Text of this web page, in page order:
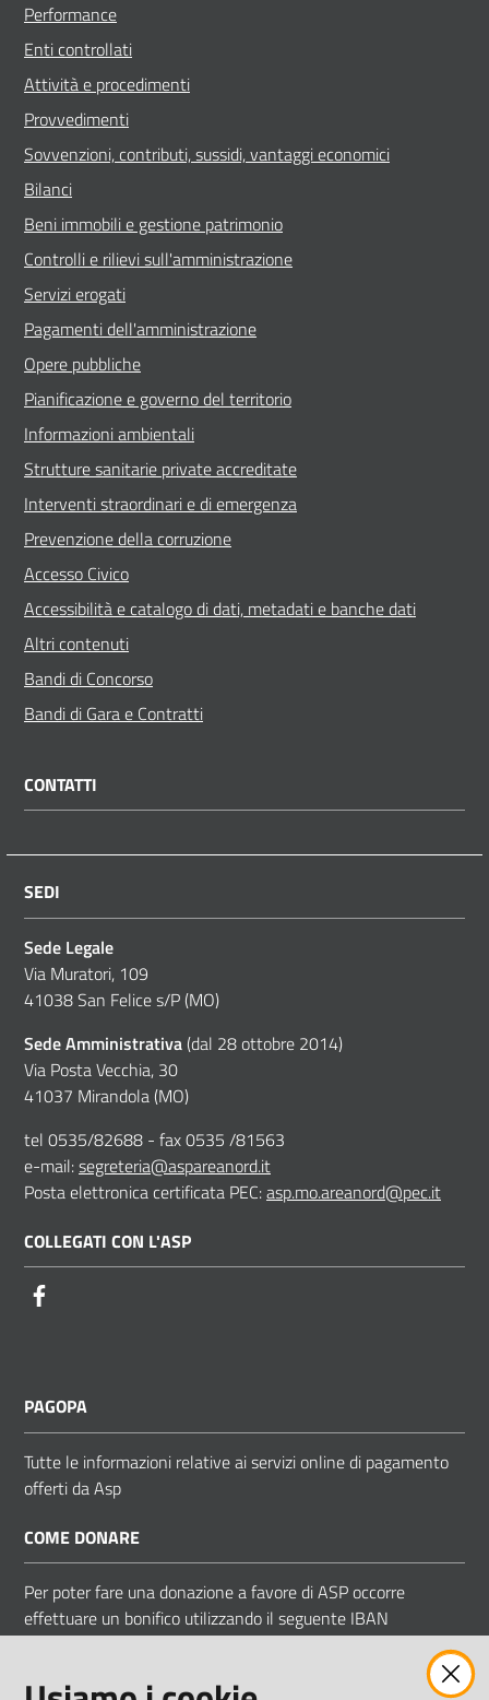
Performance
Enti controllati
Attività e procedimenti
Provvedimenti
Sovvenzioni, contributi, sussidi, vantaggi economici
Bilanci
Beni immobili e gestione patrimonio
Controlli e rilievi sull'amministrazione
Servizi erogati
Pagamenti dell'amministrazione
Opere pubbliche
Pianificazione e governo del territorio
Informazioni ambientali
Strutture sanitarie private accreditate
Interventi straordinari e di emergenza
Prevenzione della corruzione
Accesso Civico
Accessibilità e catalogo di dati, metadati e banche dati
Altri contenuti
Bandi di Concorso
Bandi di Gara e Contratti
CONTATTI
SEDI
Sede Legale
Via Muratori, 109
41038 San Felice s/P (MO)
Sede Amministrativa (dal 28 ottobre 2014)
Via Posta Vecchia, 30
41037 Mirandola (MO)
tel 0535/82688 - fax 0535 /81563
e-mail:segreteria@aspareanord.it
Posta elettronica certificata PEC:asp.mo.areanord@pec.it
COLLEGATI CON L'ASP
PAGOPA
Tutte le informazioni relative ai servizi online di pagamento
offerti da Asp
COME DONARE
Per poter fare una donazione a favore di ASP occorre
effettuare un bonifico utilizzando il seguente IBAN